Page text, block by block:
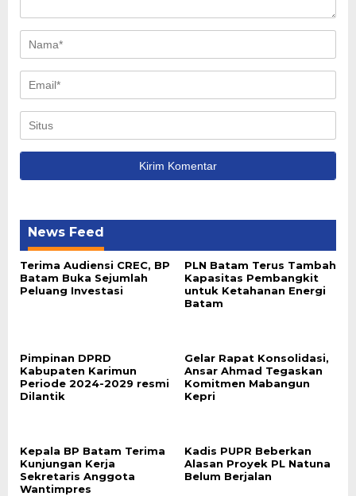
News Feed
Terima Audiensi CREC, BP
Batam Buka Sejumlah
Peluang Investasi
PLN Batam Terus Tambah
Kapasitas Pembangkit
untuk Ketahanan Energi
Batam
Pimpinan DPRD
Kabupaten Karimun
Periode 2024-2029 resmi
Dilantik
Gelar Rapat Konsolidasi,
Ansar Ahmad Tegaskan
Komitmen Mabangun
Kepri
Kepala BP Batam Terima
Kunjungan Kerja
Sekretaris Anggota
Wantimpres
Kadis PUPR Beberkan
Alasan Proyek PL Natuna
Belum Berjalan